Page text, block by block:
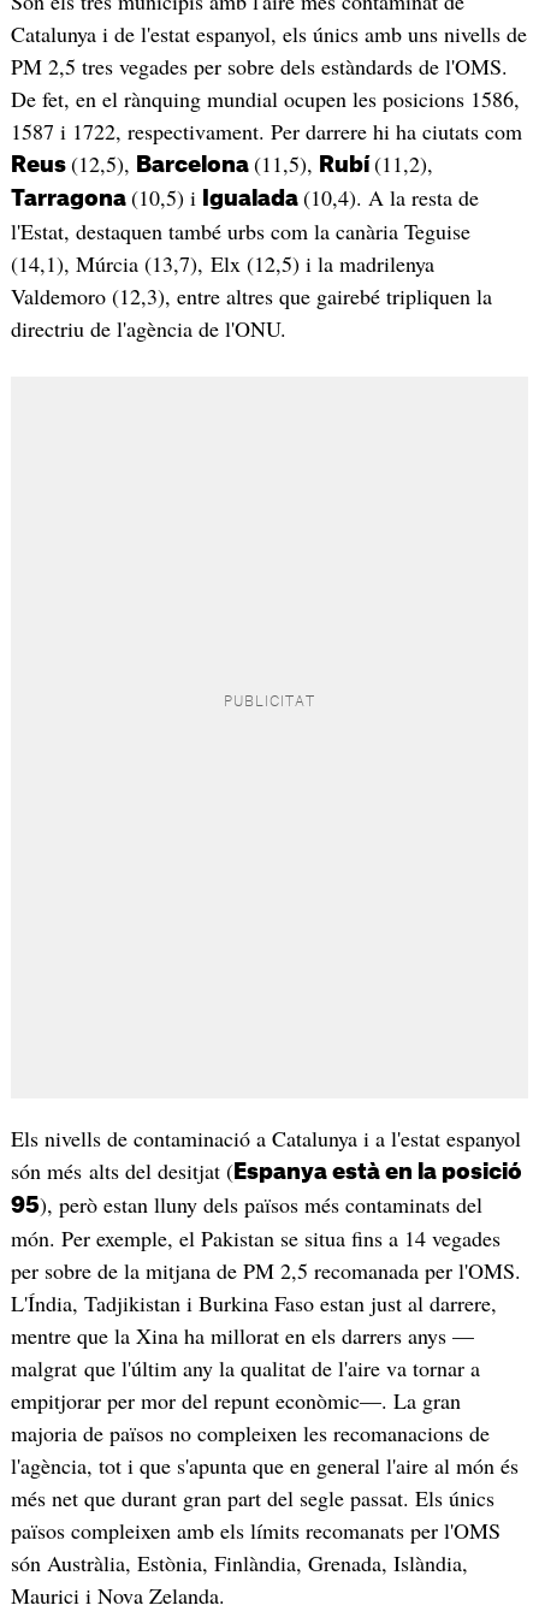
Catalunya i de l'estat espanyol, els únics amb uns nivells de
PM 2,5 tres vegades per sobre dels estàndards de l'OMS.
De fet, en el rànquing mundial ocupen les posicions 1586,
1587 i 1722, respectivament. Per darrere hi ha ciutats com
Reus (12,5), Barcelona (11,5), Rubí (11,2),
Tarragona (10,5) i Igualada (10,4). A la resta de
l'Estat, destaquen també urbs com la canària Teguise
(14,1), Múrcia (13,7), Elx (12,5) i la madrilenya
Valdemoro (12,3), entre altres que gairebé tripliquen la
directriu de l'agència de l'ONU.
Els nivells de contaminació a Catalunya i a l'estat espanyol
són més alts del desitjat (Espanya està en la posició
95), però estan lluny dels països més contaminats del
món. Per exemple, el Pakistan se situa fins a 14 vegades
per sobre de la mitjana de PM 2,5 recomanada per l'OMS.
L'Índia, Tadjikistan i Burkina Faso estan just al darrere,
mentre que la Xina ha millorat en els darrers anys —
malgrat que l'últim any la qualitat de l'aire va tornar a
empitjorar per mor del repunt econòmic—. La gran
majoria de països no compleixen les recomanacions de
l'agència, tot i que s'apunta que en general l'aire al món és
més net que durant gran part del segle passat. Els únics
països compleixen amb els límits recomanats per l'OMS
són Austràlia, Estònia, Finlàndia, Grenada, Islàndia,
Maurici i Nova Zelanda.